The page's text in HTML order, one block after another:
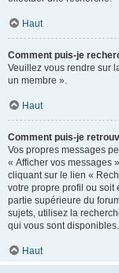
Haut
Comment puis-je
Veuillez vous rendre sur
un membre ».
Haut
Comment puis-je
Vos propres messages
« Afficher vos messages
cliquant sur le lien «
votre propre profil ou soit
partie supérieure du
sujets, utilisez la
qui vous sont disponibles.
Haut